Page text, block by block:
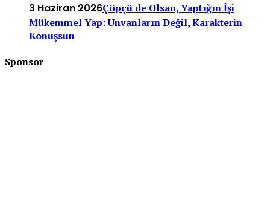
3 Haziran 2026Çöpçü de Olsan, Yaptığın İşi
Mükemmel Yap: Unvanların Değil, Karakterin
Konuşsun
Sponsor